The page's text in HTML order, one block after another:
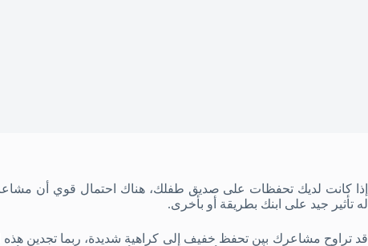
إذا كانت لديك تحفظات على صديق طفلك، هناك احتمال قوي أن
له تأثير جيد على ابنك بطريقة أو بأخرى.
قد تراوح مشاعرك بين تحفظ خفيف إلى كراهية شديدة، ربما تجدين هذه